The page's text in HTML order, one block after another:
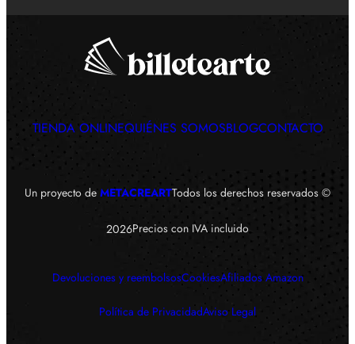
TIENDA ONLINEQUIÉNES SOMOSBLOGCONTACTO
Un proyecto de METACREARTTodos los derechos reservados ©
2026Precios con IVA incluido
Devoluciones y reembolsosCookiesAfiliados Amazon
Política de PrivacidadAviso Legal